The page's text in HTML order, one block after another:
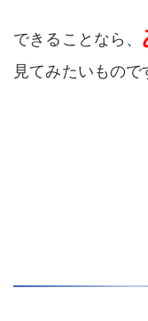
できることなら、
見てみたいもので